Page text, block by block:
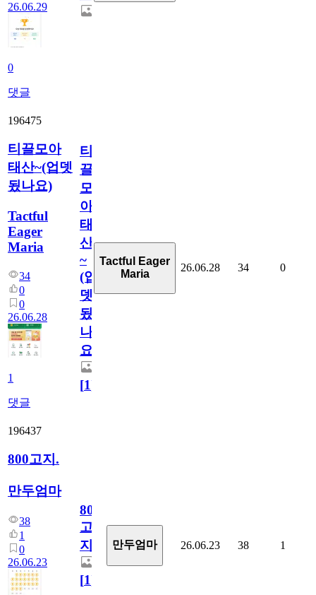
26.06.29
0
댓글
196475
티끌모아
태산~(업뎃
됬나요)
Tactful
Eager
Maria
34
0
0
26.06.28
1
댓글
티
끌
모
아
태
산
~
(업
뎃
됬
나
요)
[1]
Tactful Eager
Maria
26.06.28 34 0
196437
800고지.
만두엄마
38
1
0
26.06.23
800
고
지.
[1]
만두엄마 26.06.23 38 1